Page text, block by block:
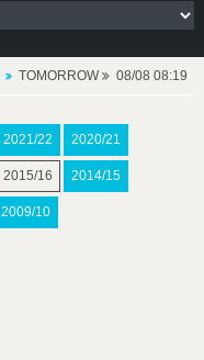
TOMORROW 08/08 08:19
2021/22 2020/21
2015/16 2014/15
2009/10